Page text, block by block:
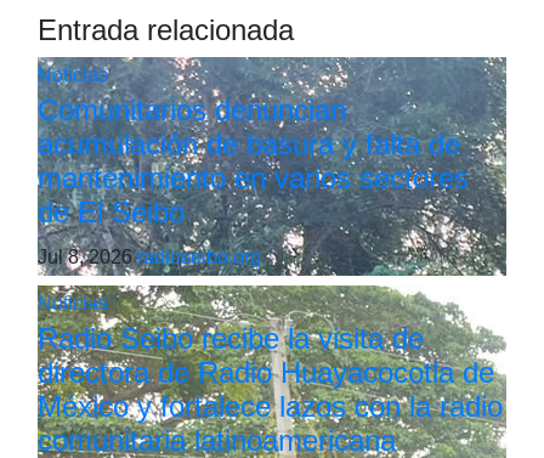
Entrada relacionada
Noticias
Comunitarios denuncian
acumulación de basura y falta de
mantenimiento en varios sectores
de El Seibo
Jul 8, 2026radioseibo.org
Noticias
Radio Seibo recibe la visita de
directora de Radio Huayacocotla de
México y fortalece lazos con la radio
comunitaria latinoamericana